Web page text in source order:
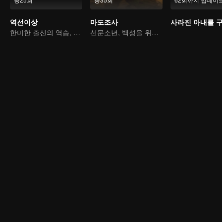
역선이상
한미한 출신의 역습, 통쾌함의 극치
마도조사
선문소년, 백성을 위해 악령을 베다